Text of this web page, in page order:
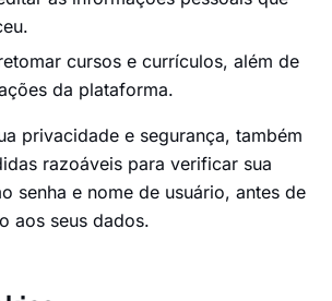
cursos e currículos, além de
da plataforma.
privacidade e segurança, também
razoáveis para verificar sua
senha e nome de usuário, antes de
aos seus dados.